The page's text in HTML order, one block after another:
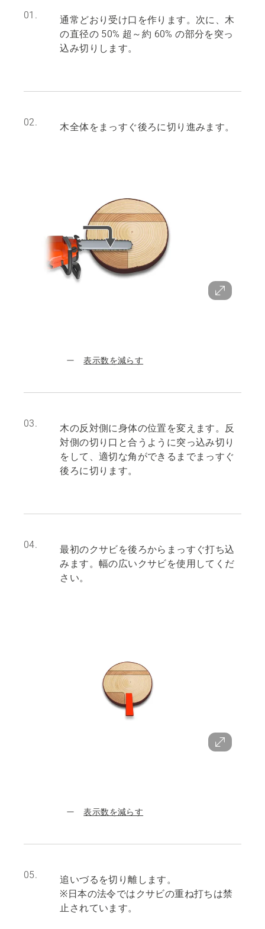
01.
通常どおり受け口を作ります。次に、木
の直径の 50% 超～約 60% の部分を突っ
込み切りします。
02. 木全体をまっすぐ後ろに切り進みます。
表示数を減らす
03.
木の反対側に身体の位置を変えます。反
対側の切り口と合うように突っ込み切り
をして、適切な角ができるまでまっすぐ
後ろに切ります。
04.
最初のクサビを後ろからまっすぐ打ち込
みます。幅の広いクサビを使用してくだ
さい。
表示数を減らす
05.
追いづるを切り離します。
※日本の法令ではクサビの重ね打ちは禁
止されています。